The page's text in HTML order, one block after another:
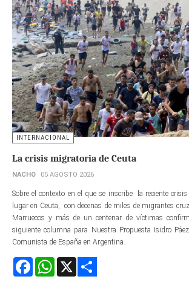
INTERNACIONAL
La crisis migratoria de Ceuta
NACHO 05 AGOSTO 2026
Sobre el contexto en el que se inscribe la reciente
lugar en Ceuta, con decenas de miles de migrantes
Marruecos y más de un centenar de víctimas
siguiente columna para Nuestra Propuesta Isidro
Comunista de España en Argentina.
FacebookWhatsApp